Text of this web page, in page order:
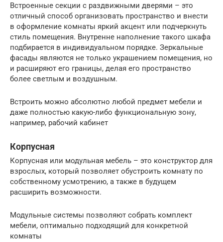
Встроенные секции с раздвижными дверями – это
отличный способ организовать пространство и внести
в оформление комнаты яркий акцент или подчеркнуть
стиль помещения. Внутренне наполнение такого шкафа
подбирается в индивидуальном порядке. Зеркальные
фасады являются не только украшением помещения, но
и расширяют его границы, делая его пространство
более светлым и воздушным.
Встроить можно абсолютно любой предмет мебели и
даже полностью какую-либо функциональную зону,
например, рабочий кабинет
Корпусная
Корпусная или модульная мебель – это конструктор для
взрослых, который позволяет обустроить комнату по
собственному усмотрению, а также в будущем
расширить возможности.
Модульные системы позволяют собрать комплект
мебели, оптимально подходящий для конкретной
комнаты